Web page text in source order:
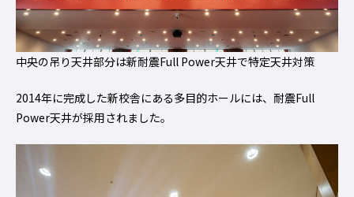
中央の吊り天井部分は新耐震Full Power天井で特定天井対策
2014年に完成した新校舎にある多目的ホールには、耐震Full
Power天井が採用されました。